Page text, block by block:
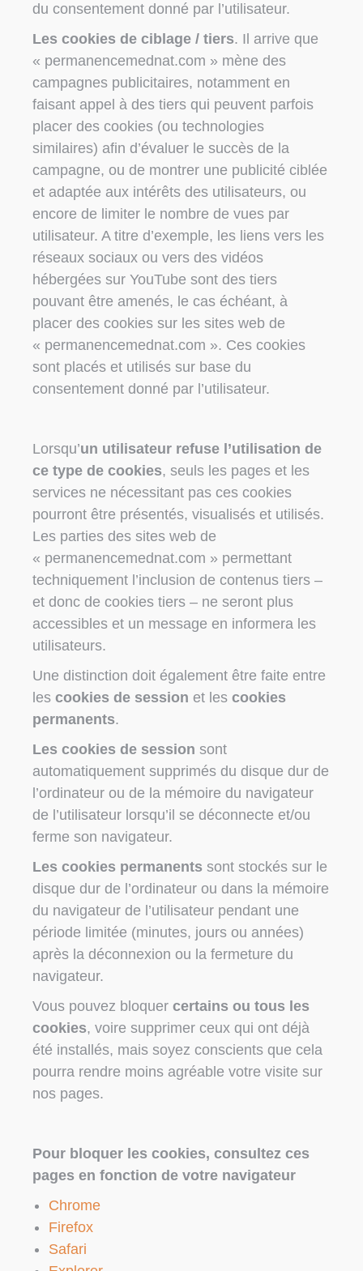
du consentement donné par l’utilisateur.
Les cookies de ciblage / tiers. Il arrive que
« permanencemednat.com » mène des
campagnes publicitaires, notamment en
faisant appel à des tiers qui peuvent parfois
placer des cookies (ou technologies
similaires) afin d’évaluer le succès de la
campagne, ou de montrer une publicité ciblée
et adaptée aux intérêts des utilisateurs, ou
encore de limiter le nombre de vues par
utilisateur. A titre d’exemple, les liens vers les
réseaux sociaux ou vers des vidéos
hébergées sur YouTube sont des tiers
pouvant être amenés, le cas échéant, à
placer des cookies sur les sites web de
« permanencemednat.com ». Ces cookies
sont placés et utilisés sur base du
consentement donné par l’utilisateur.
Lorsqu’un utilisateur refuse l’utilisation de
ce type de cookies, seuls les pages et les
services ne nécessitant pas ces cookies
pourront être présentés, visualisés et utilisés.
Les parties des sites web de
« permanencemednat.com » permettant
techniquement l’inclusion de contenus tiers –
et donc de cookies tiers – ne seront plus
accessibles et un message en informera les
utilisateurs.
Une distinction doit également être faite entre
les cookies de session et les cookies
permanents.
Les cookies de session sont
automatiquement supprimés du disque dur de
l’ordinateur ou de la mémoire du navigateur
de l’utilisateur lorsqu’il se déconnecte et/ou
ferme son navigateur.
Les cookies permanents sont stockés sur le
disque dur de l’ordinateur ou dans la mémoire
du navigateur de l’utilisateur pendant une
période limitée (minutes, jours ou années)
après la déconnexion ou la fermeture du
navigateur.
Vous pouvez bloquer certains ou tous les
cookies, voire supprimer ceux qui ont déjà
été installés, mais soyez conscients que cela
pourra rendre moins agréable votre visite sur
nos pages.
Pour bloquer les cookies, consultez ces
pages en fonction de votre navigateur
Chrome
Firefox
Safari